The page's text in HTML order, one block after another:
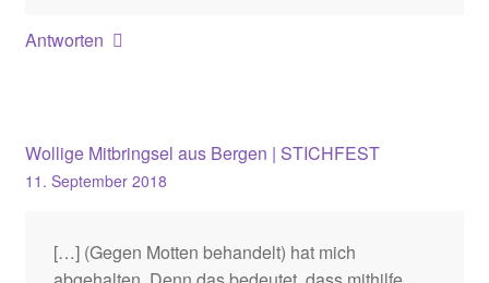
Antworten
Wollige Mitbringsel aus Bergen | STICHFEST
11. September 2018
[…] (Gegen Motten behandelt) hat mich